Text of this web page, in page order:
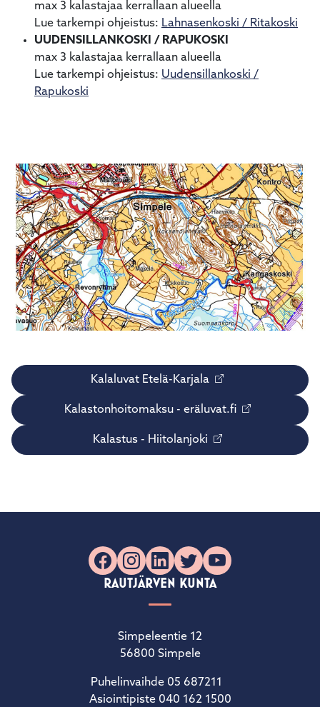
max 3 kalastajaa kerrallaan alueella
Lue tarkempi ohjeistus: Lahnasenkoski / Ritakoski
UUDENSILLANKOSKI / RAPUKOSKI
max 3 kalastajaa kerrallaan alueella
Lue tarkempi ohjeistus: Uudensillankoski /
Rapukoski
Kalaluvat Etelä-Karjala
Kalastonhoitomaksu - eräluvat.fi
Kalastus - Hiitolanjoki
Facebook
Instagram
LinkedIn
X YouTube
RAUTJÄRVEN KUNTA
Simpeleentie 12
56800 Simpele
Puhelinvaihde 05 687211
Asiointipiste 040 162 1500